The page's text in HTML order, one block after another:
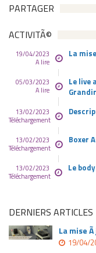
PARTAGER
ACTIVITÃ©
19/04/2023
A lire
La
05/03/2023
A lire
Le live
13/02/2023
Téléchargement
13/02/2023
Téléchargement
Boxer
13/02/2023
Téléchargement
Le
DERNIERS ARTICLES
La mise
19/04/